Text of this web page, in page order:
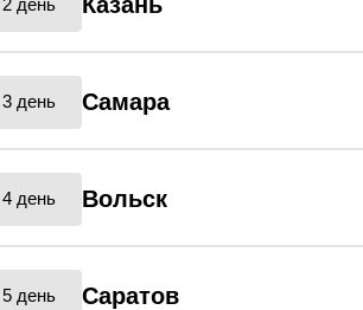
2 день
3 день Самара
4 день Вольск
5 день Саратов